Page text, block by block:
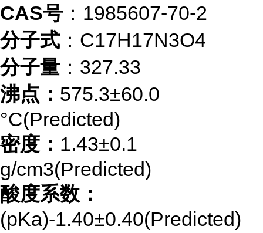
CAS号 ：1985607-70-2
分子式 ：C17H17N3O4
分子量 ：327.33
沸点： 575.3±60.0
°C(Predicted)
密度： 1.43±0.1
g/cm3(Predicted)
酸度系数：
(pKa)-1.40±0.40(Predicted)